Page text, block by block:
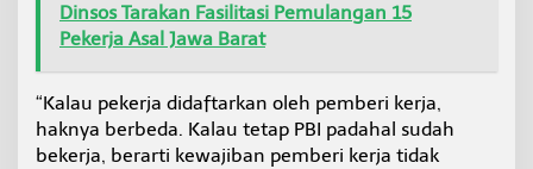
Dinsos Tarakan Fasilitasi Pemulangan 15
Pekerja Asal Jawa Barat
“Kalau pekerja didaftarkan oleh pemberi kerja,
haknya berbeda. Kalau tetap PBI padahal sudah
bekerja, berarti kewajiban pemberi kerja tidak